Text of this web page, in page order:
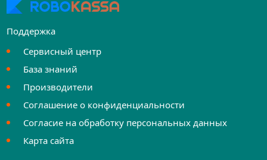
Поддержка
Сервисный центр
База знаний
Производители
Соглашение о конфиденциальности
Согласие на обработку персональных данных
Карта сайта